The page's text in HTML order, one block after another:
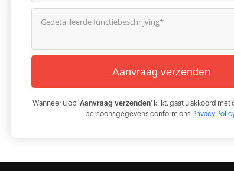
Wanneer u op 'Aanvraag verzenden' klikt, gaat u akkoord met
persoonsgegevens conform ons Privacy